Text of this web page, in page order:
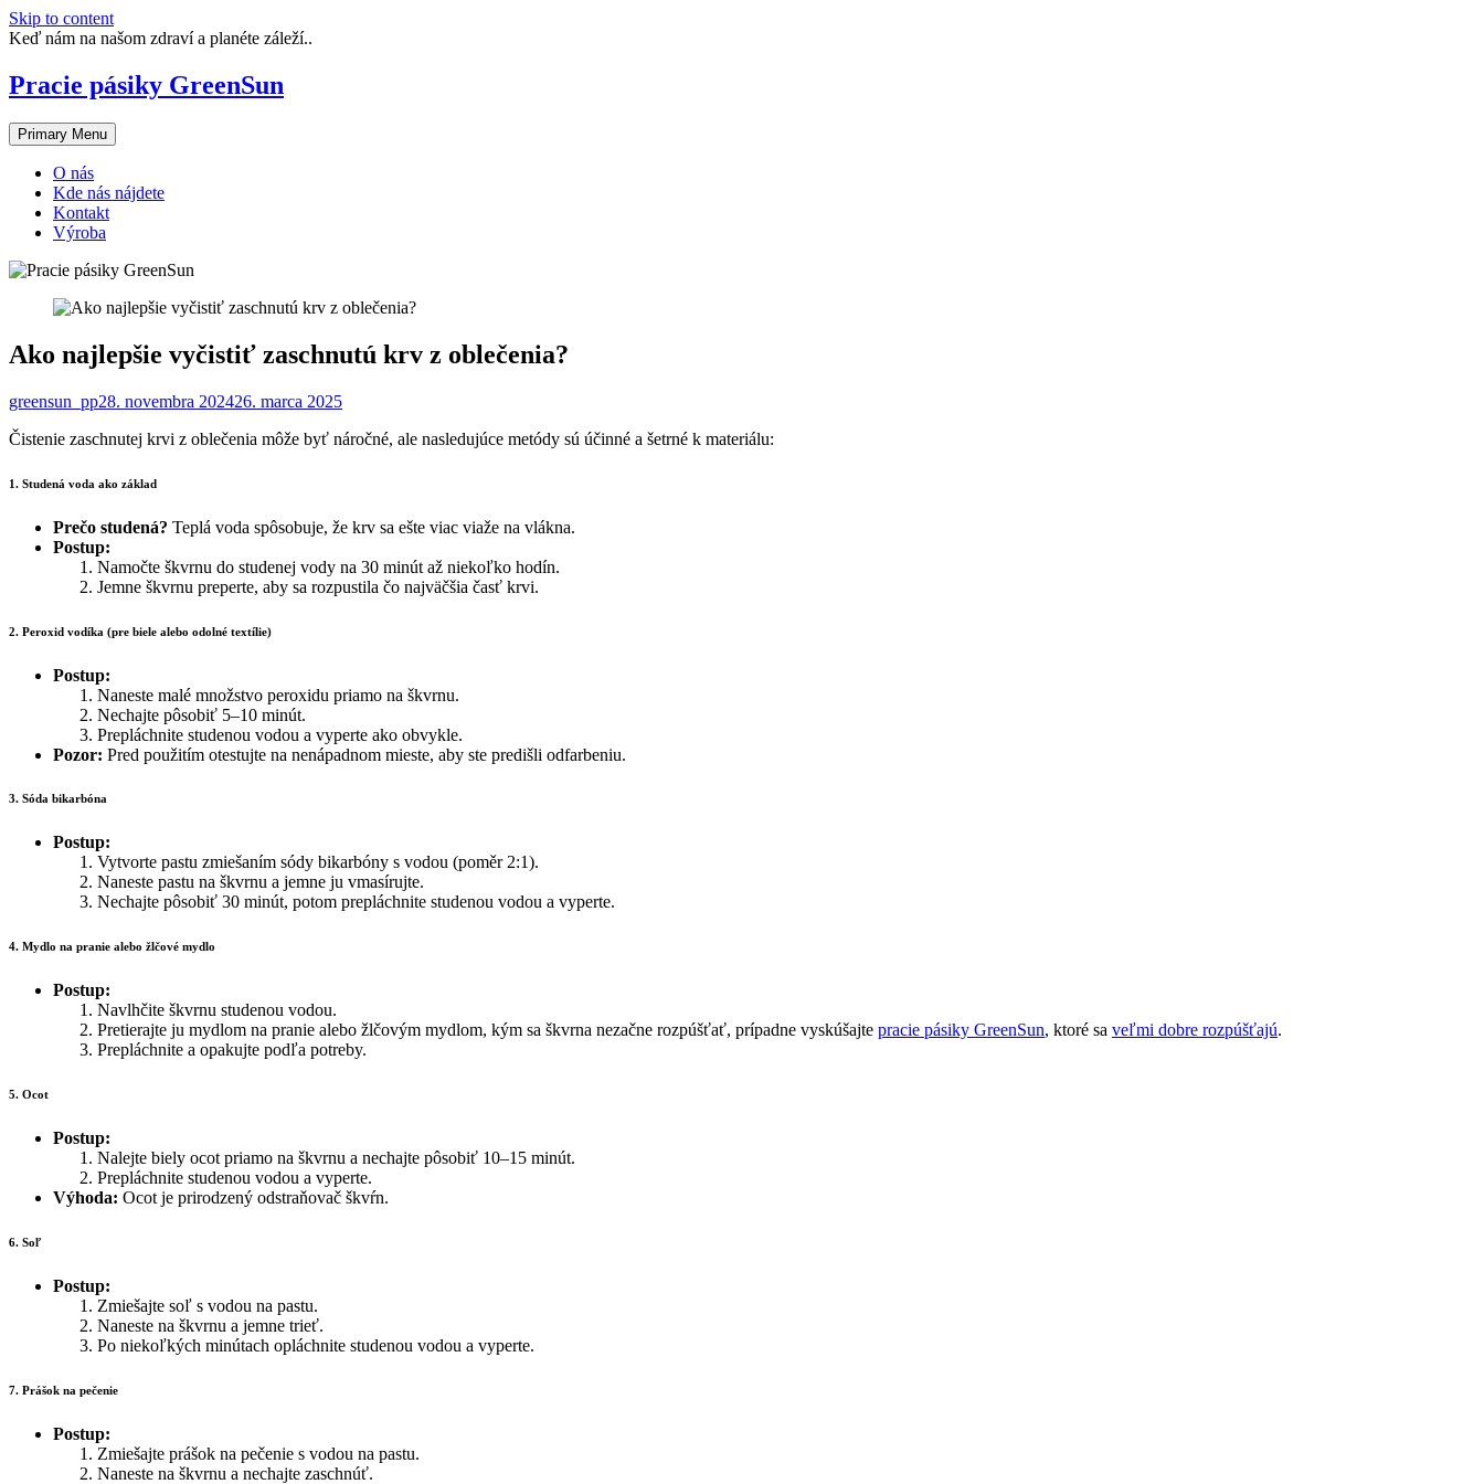
Skip to content
Keď nám na našom zdraví a planéte záleží..
Pracie pásiky GreenSun
Primary Menu
O nás
Kde nás nájdete
Kontakt
Výroba
Ako najlepšie vyčistiť zaschnutú krv z oblečenia?
greensun_pp28. novembra 202426. marca 2025
Čistenie zaschnutej krvi z oblečenia môže byť náročné, ale nasledujúce metódy sú účinné a šetrné k materiálu:
1. Studená voda ako základ
Prečo studená? Teplá voda spôsobuje, že krv sa ešte viac viaže na vlákna.
Postup:
Namočte škvrnu do studenej vody na 30 minút až niekoľko hodín.
Jemne škvrnu preperte, aby sa rozpustila čo najväčšia časť krvi.
2. Peroxid vodíka (pre biele alebo odolné textílie)
Postup:
Naneste malé množstvo peroxidu priamo na škvrnu.
Nechajte pôsobiť 5–10 minút.
Prepláchnite studenou vodou a vyperte ako obvykle.
Pozor: Pred použitím otestujte na nenápadnom mieste, aby ste predišli odfarbeniu.
3. Sóda bikarbóna
Postup:
Vytvorte pastu zmiešaním sódy bikarbóny s vodou (poměr 2:1).
Naneste pastu na škvrnu a jemne ju vmasírujte.
Nechajte pôsobiť 30 minút, potom prepláchnite studenou vodou a vyperte.
4. Mydlo na pranie alebo žlčové mydlo
Postup:
Navlhčite škvrnu studenou vodou.
Pretierajte ju mydlom na pranie alebo žlčovým mydlom, kým sa škvrna nezačne rozpúšťať, prípadne vyskúšajte pracie pásiky GreenSun, ktoré sa veľmi dobre rozpúšťajú.
Prepláchnite a opakujte podľa potreby.
5. Ocot
Postup:
Nalejte biely ocot priamo na škvrnu a nechajte pôsobiť 10–15 minút.
Prepláchnite studenou vodou a vyperte.
Výhoda: Ocot je prirodzený odstraňovač škvŕn.
6. Soľ
Postup:
Zmiešajte soľ s vodou na pastu.
Naneste na škvrnu a jemne trieť.
Po niekoľkých minútach opláchnite studenou vodou a vyperte.
7. Prášok na pečenie
Postup:
Zmiešajte prášok na pečenie s vodou na pastu.
Naneste na škvrnu a nechajte zaschnúť.